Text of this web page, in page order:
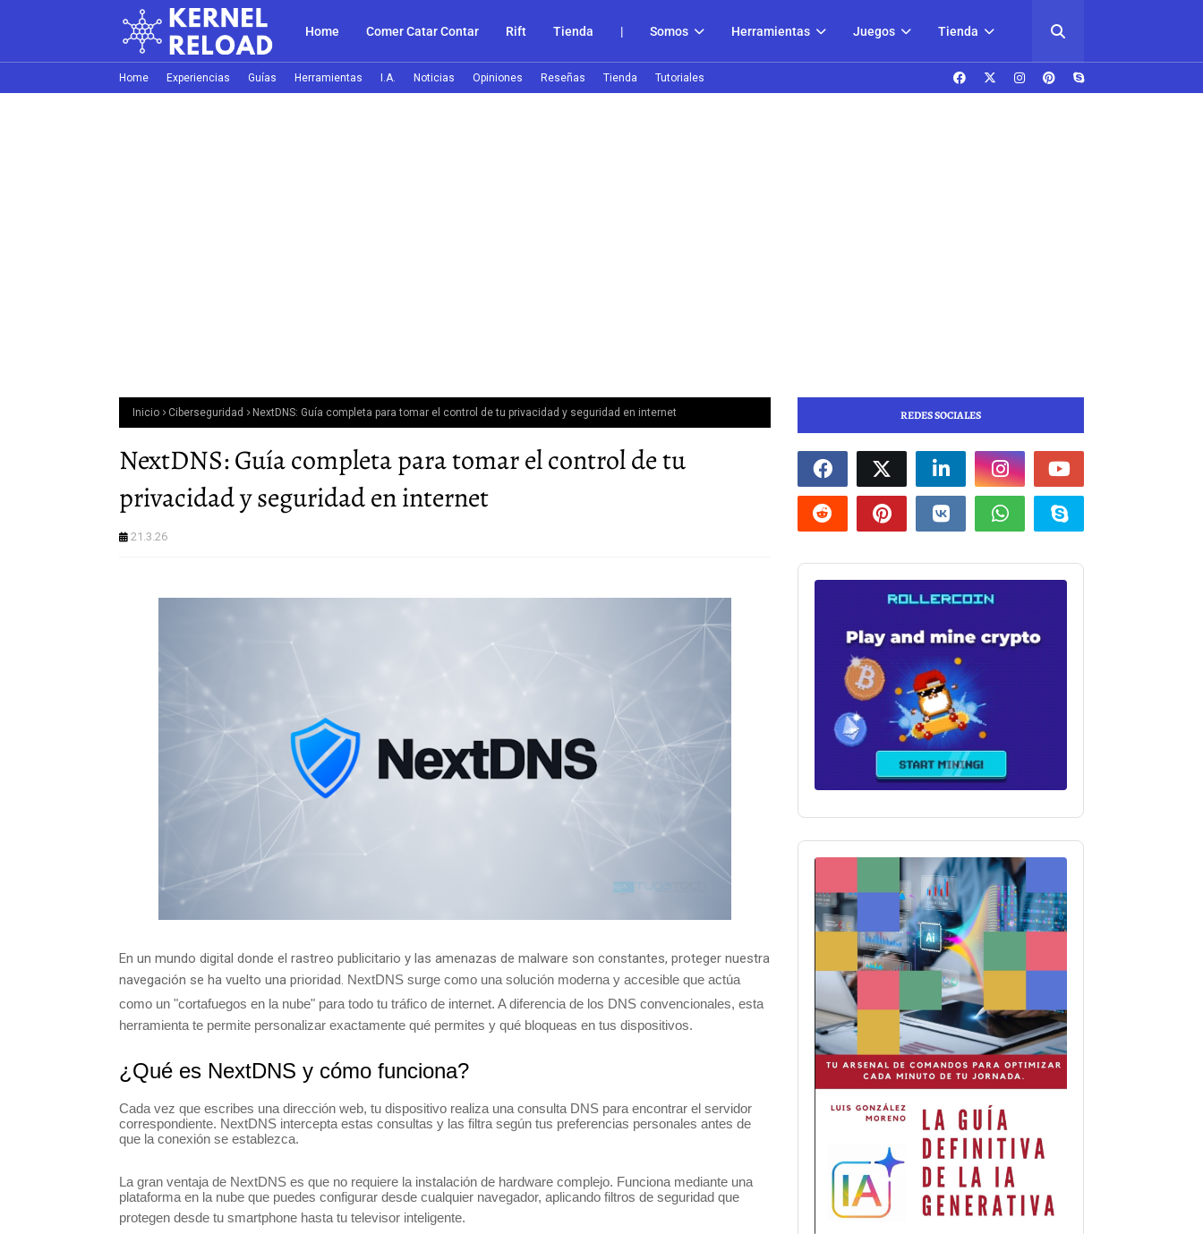
Home Comer Catar Contar Rift Tienda | Somos Herramientas Juegos Tienda
Home Experiencias Guías Herramientas I.A. Noticias Opiniones Reseñas Tienda Tutoriales
Inicio Ciberseguridad NextDNS: Guía completa para tomar el control de tu privacidad y seguridad en internet
NextDNS: Guía completa para tomar el control de tu
privacidad y seguridad en internet
21.3.26
En un mundo digital donde el rastreo publicitario y las amenazas de malware son constantes, proteger nuestra
navegación se ha vuelto una prioridad. NextDNS surge como una solución moderna y accesible que actúa
como un "cortafuegos en la nube" para todo tu tráfico de internet. A diferencia de los DNS convencionales, esta
herramienta te permite personalizar exactamente qué permites y qué bloqueas en tus dispositivos.
¿Qué es NextDNS y cómo funciona?
Cada vez que escribes una dirección web, tu dispositivo realiza una consulta DNS para encontrar el servidor
correspondiente. NextDNS intercepta estas consultas y las filtra según tus preferencias personales antes de
que la conexión se establezca.
La gran ventaja de NextDNS es que no requiere la instalación de hardware complejo. Funciona mediante una
plataforma en la nube que puedes configurar desde cualquier navegador, aplicando filtros de seguridad que
protegen desde tu smartphone hasta tu televisor inteligente.
REDES SOCIALES